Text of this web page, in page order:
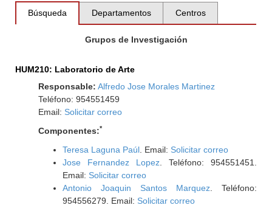
Búsqueda Departamentos Centros
Grupos de Investigación
HUM210: Laboratorio de Arte
Responsable: Alfredo Jose Morales Martinez
Teléfono: 954551459
Email: Solicitar correo
Componentes:*
Teresa Laguna Paúl. Email: Solicitar correo
Jose Fernandez Lopez. Teléfono: 954551451.
Email: Solicitar correo
Antonio Joaquin Santos Marquez. Teléfono:
954556279. Email: Solicitar correo